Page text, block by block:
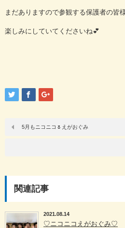
まだありますので参観する保護者の皆
楽しみにしていてくださいね💕
5月もニコニコ🌷えがおぐみ
関連記事
2021.08.14
♡ニコニコえがおぐみ♡